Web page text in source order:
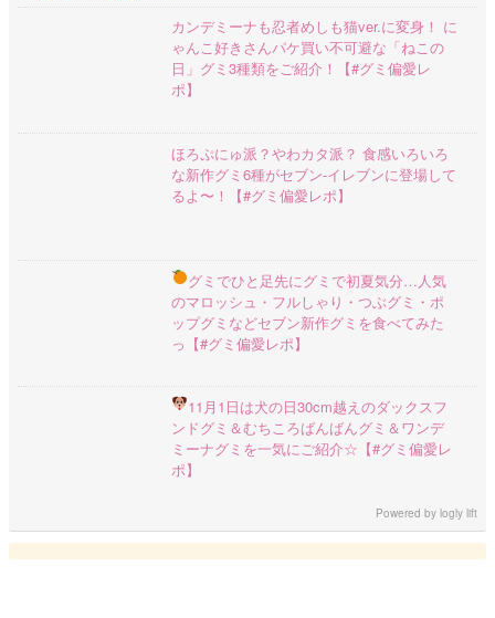
カンデミーナも忍者めしも猫ver.に変身！ に
ゃんこ好きさんパケ買い不可避な「ねこの
日」グミ3種類をご紹介！【#グミ偏愛レ
ポ】
ほろぷにゅ派？やわカタ派？ 食感いろいろ
な新作グミ6種がセブン-イレブンに登場して
るよ〜！【#グミ偏愛レポ】
グミでひと足先にグミで初夏気分… 人気
のマロッシュ・フルしゃり・つぶグミ・ポ
ップグミなどセブン新作グミを食べてみた
っ【#グミ偏愛レポ】
11月1日は犬の日30cm越えのダックスフ
ンドグミ＆むちころばんばんグミ＆ワンデ
ミーナグミを一気にご紹介☆【#グミ偏愛レ
ポ】
Powered bylogly lift